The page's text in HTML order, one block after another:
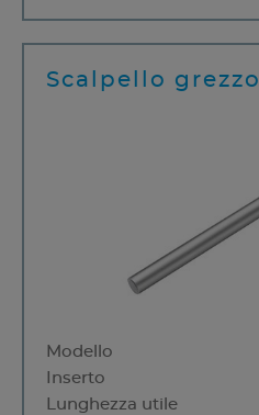
Scalpello grezzo
Modello
Inserto
Lunghezza utile